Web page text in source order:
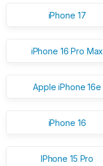
iPhone 17
iPhone 16 Pro Max
Apple iPhone 16e
iPhone 16
IPhone 15 Pro